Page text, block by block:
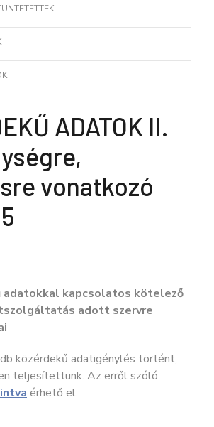
ADATOK II.
vonatkozó
adatokkal kapcsolatos kötelező
adott szervre
közérdekű adatigénylés történt,
teljesítettünk. Az erről szóló
érhető el.